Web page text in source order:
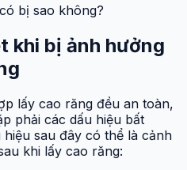
bị sao không?
khi bị ảnh hưởng
lấy cao răng đều an toàn,
phải các dấu hiệu bất
sau đây có thể là cảnh
khi lấy cao răng: